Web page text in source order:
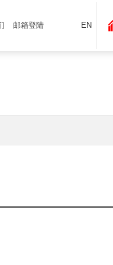
邮箱登陆 EN